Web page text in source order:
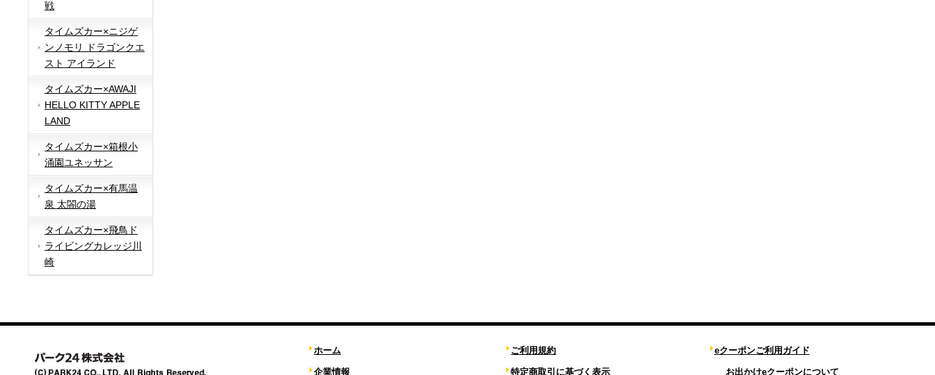
戦
タイムズカー×ニジゲ
ンノモリ ドラゴンクエ
スト アイランド
タイムズカー×AWAJI
HELLO KITTY APPLE
LAND
タイムズカー×箱根小
涌園ユネッサン
タイムズカー×有馬温
泉 太閤の湯
タイムズカー×飛鳥ド
ライビングカレッジ川
崎
ホーム
企業情報
ご利用規約
特定商取引に基づく表示
eクーポンご利用ガイド
お出かけeクーポンについて